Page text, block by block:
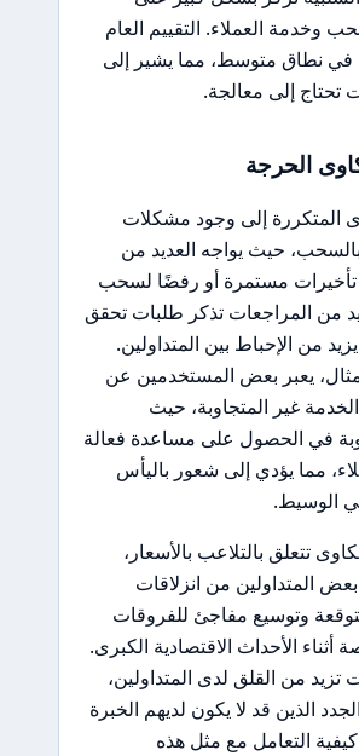
وخدمة العملاء. التقييم العام
نطاق متوسط، مما يشير إلى
إلى معالجة.
الحرجة
المتكررة إلى وجود مشكلات
حيث يواجه العديد من
تأخيرات مستمرة أو رفضًا لسحب
من المراجعات تذكر طلبات تحقق
من الإحباط بين المتداولين.
يعبر بعض المستخدمين عن
غير المتجاوبة، حيث
في الحصول على مساعدة فعالة
مما يؤدي إلى شعور باليأس
الوسيط.
تتعلق بالتلاعب بالأسعار،
المتداولين من انزلاقات
وتوسيع مفاجئ للفروقات
أثناء الأحداث الاقتصادية الكبرى.
تزيد من القلق لدى المتداولين،
الذين قد لا يكون لديهم الخبرة
كيفية التعامل مع مثل هذه